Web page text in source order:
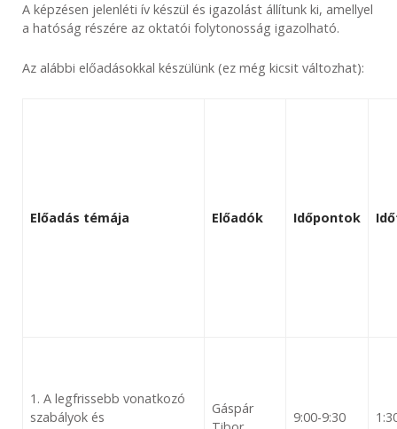
A képzésen jelenléti ív készül és igazolást állítunk ki, amellyel
a hatóság részére az oktatói folytonosság igazolható.
Az alábbi előadásokkal készülünk (ez még kicsit változhat):
Előadás témája Előadók Időpontok
1. A legfrissebb vonatkozó
szabályok és
Gáspár
9:00-9:30